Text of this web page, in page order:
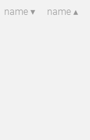
name ▾ name ▴